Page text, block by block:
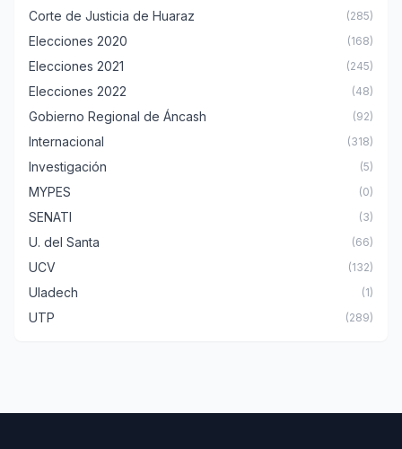
Corte de Justicia de Huaraz (285)
Elecciones 2020 (168)
Elecciones 2021 (245)
Elecciones 2022 (48)
Gobierno Regional de Áncash (92)
Internacional (318)
Investigación (5)
MYPES (0)
SENATI (3)
U. del Santa (66)
UCV (132)
Uladech (1)
UTP (289)